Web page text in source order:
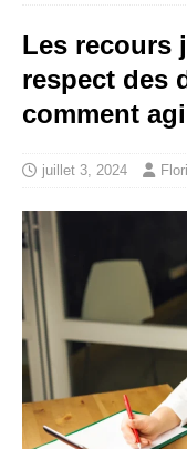
Les recours
respect des
comment
juillet 3, 2024